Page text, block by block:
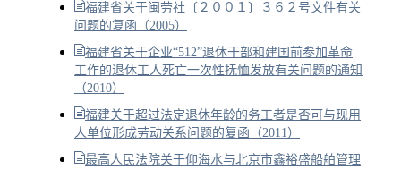
福建省关于闽劳社〔２００１〕３６２号文件有关
问题的复函（2005）
福建省关于企业“512”退休干部和建国前参加革命
工作的退休工人死亡一次性抚恤发放有关问题的通知
（2010）
福建关于超过法定退休年龄的务工者是否可与现用
人单位形成劳动关系问题的复函（2011）
最高人民法院关于仰海水与北京市鑫裕盛船舶管理